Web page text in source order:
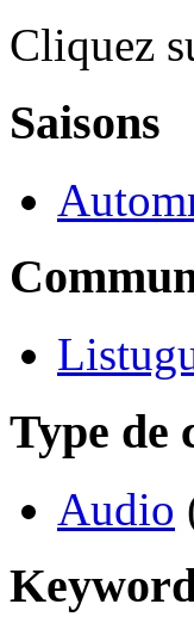
Cliquez
Saisons
Type de
Audio